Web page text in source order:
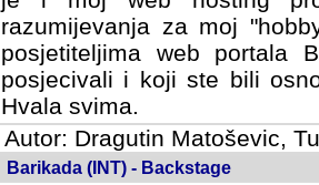
razumijevanja za moj
posjetiteljima web portala
posjecivali i koji ste bili
Hvala svima.
Autor: Dragutin Matoševic,
Barikada (INT) - Backstage